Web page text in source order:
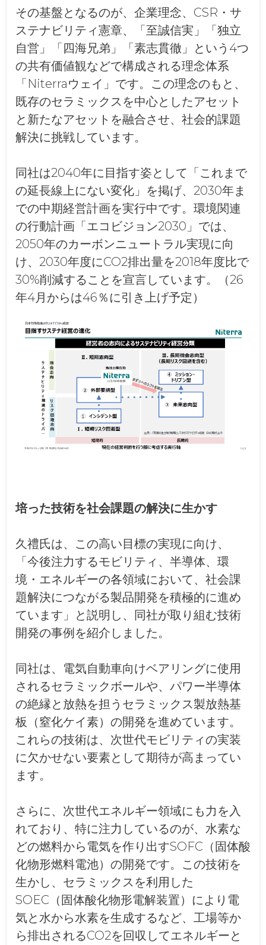
その基盤となるのが、企業理念、CSR・サ
ステナビリティ憲章、「至誠信実」「独立
自営」「四海兄弟」「素志貫徹」という4つ
の共有価値観などで構成される理念体系
「Niterraウェイ」です。この理念のもと、
既存のセラミックスを中心としたアセット
と新たなアセットを融合させ、社会的課題
解決に挑戦しています。
同社は2040年に目指す姿として「これまで
の延長線上にない変化」を掲げ、2030年ま
での中期経営計画を実行中です。環境関連
の行動計画「エコビジョン2030」では、
2050年のカーボンニュートラル実現に向
け、2030年度にCO2排出量を2018年度比で
30%削減することを宣言しています。（26
年4月からは46％に引き上げ予定）
培った技術を社会課題の解決に生かす
久禮氏は、この高い目標の実現に向け、
「今後注力するモビリティ、半導体、環
境・エネルギーの各領域において、社会課
題解決につながる製品開発を積極的に進め
ています」と説明し、同社が取り組む技術
開発の事例を紹介しました。
同社は、電気自動車向けベアリングに使用
されるセラミックボールや、パワー半導体
の絶縁と放熱を担うセラミックス製放熱基
板（窒化ケイ素）の開発を進めています。
これらの技術は、次世代モビリティの実装
に欠かせない要素として期待が高まってい
ます。
さらに、次世代エネルギー領域にも力を入
れており、特に注力しているのが、水素な
どの燃料から電気を作り出すSOFC（固体酸
化物形燃料電池）の開発です。この技術を
生かし、セラミックスを利用した
SOEC（固体酸化物形電解装置）により電
気と水から水素を生成するなど、工場等か
ら排出されるCO2を回収してエネルギーと